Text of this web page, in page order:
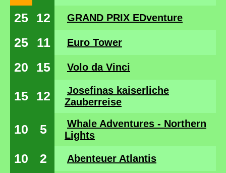
25 12 GRAND PRIX EDventure
25 11 Euro Tower
20 15 Volo da Vinci
15 12
Josefinas kaiserliche
Zauberreise
10 5
Whale Adventures - Northern
Lights
10 2 Abenteuer Atlantis